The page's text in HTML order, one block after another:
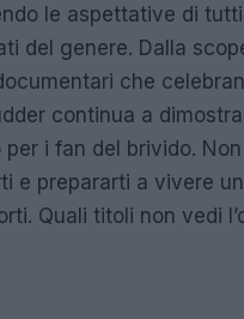
le aspettative di
del genere. Dalla
che
continua a
per i fan del brivido.
e prepararti a vivere
Quali titoli non vedi